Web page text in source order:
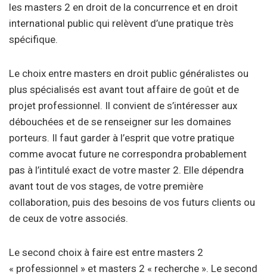
les masters 2 en droit de la concurrence et en droit
international public qui relèvent d’une pratique très
spécifique.
Le choix entre masters en droit public généralistes ou
plus spécialisés est avant tout affaire de goût et de
projet professionnel. Il convient de s’intéresser aux
débouchées et de se renseigner sur les domaines
porteurs. Il faut garder à l’esprit que votre pratique
comme avocat future ne correspondra probablement
pas à l’intitulé exact de votre master 2. Elle dépendra
avant tout de vos stages, de votre première
collaboration, puis des besoins de vos futurs clients ou
de ceux de votre associés.
Le second choix à faire est entre masters 2
« professionnel » et masters 2 « recherche ». Le second